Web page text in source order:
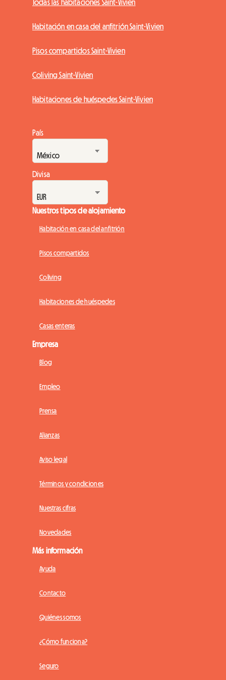
Todas las habitaciones Saint-Vivien
Habitación en casa del anfitrión Saint-Vivien
Pisos compartidos Saint-Vivien
Coliving Saint-Vivien
Habitaciones de huéspedes Saint-Vivien
País
Divisa
Nuestros tipos de alojamiento
Habitación en casa del anfitrión
Pisos compartidos
Coliving
Habitaciones de huéspedes
Casas enteras
Empresa
Blog
Empleo
Prensa
Alianzas
Aviso legal
Términos y condiciones
Nuestras cifras
Novedades
Más información
Ayuda
Contacto
Quiénes somos
¿Cómo funciona?
Seguro